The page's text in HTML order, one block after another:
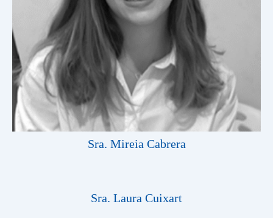
Sra. Mireia Cabrera
Sra. Laura Cuixart